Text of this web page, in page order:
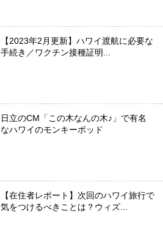
【2023年2月更新】ハワイ渡航に必要な
手続き／ワクチン接種証明...
日立のCM「この木なんの木♪」で有名
なハワイのモンキーポッド
【在住者レポート】次回のハワイ旅行で
気をつけるべきことは？ウィズ...